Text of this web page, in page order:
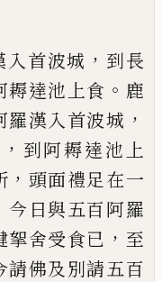
入首波城 ， 到長
耨達池 上食 。 鹿
羅漢入首波城 ，
， 到阿耨達池 上
， 頭面禮足在一
今日與五百阿羅
挐舍受食已 ， 至
請佛及別請五百